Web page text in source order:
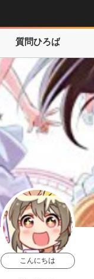
質問ひろば
こんにちは